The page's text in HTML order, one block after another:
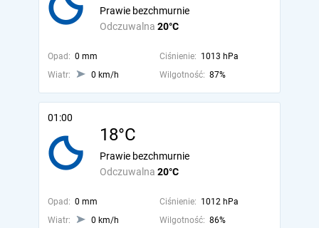
Odczuwalna 20°C
Prawie bezchmurnie
Opad: 0 mm Ciśnienie: 1013 hPa
Wiatr:
0 km/h Wilgotność: 87%
01:00
18°C
Odczuwalna 20°C
Prawie bezchmurnie
Opad: 0 mm Ciśnienie: 1012 hPa
Wiatr:
0 km/h Wilgotność: 86%